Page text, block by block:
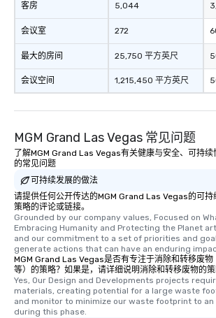
客房
会议室
最大的房间
会议空间
5,044
272
25,750 平方英尺
1,215,450 平方英尺
MGM Grand Las Vegas 常见问题
了解MGM Grand Las Vegas有关健康与安全、可持
的常见问题
可持续发展的做法
请提供任何公开传达的MGM Grand Las Vegas的可
策略的评论或链接。
Grounded by our company values, Focused on
Embracing Humanity and Protecting the Planet
and our commitment to a set of priorities and
generate actions that can have an enduring
MGM Grand Las Vegas是否有专注于消除和转移废物
等）的策略？如果是，请详细说明消除和转移废物的策
Yes, Our Design and Developments projects
materials, creating potential for a large waste
and monitor to minimize our waste footprint to an
during this phase.